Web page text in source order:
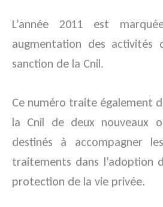
L’année 2011 est
augmentation des
sanction de la Cnil.
Ce numéro traite également
la Cnil de deux nouveaux
destinés à accompagner
traitements dans l’adoption
protection de la vie privée.